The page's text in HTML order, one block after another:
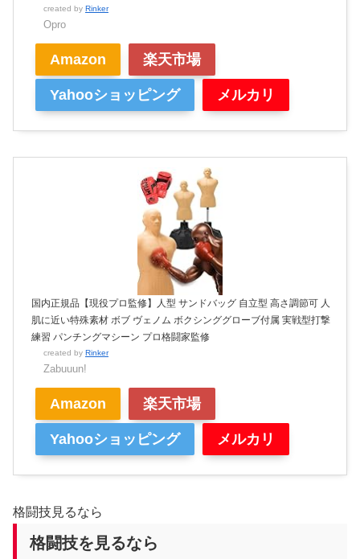
created by Rinker
Opro
Amazon 楽天市場
Yahooショッピング メルカリ
国内正規品【現役プロ監修】人型 サンドバッグ 自立型 高さ調節可 人
肌に近い特殊素材 ボブ ヴェノム ボクシンググローブ付属 実戦型打撃
練習 パンチングマシーン プロ格闘家監修
created by Rinker
Zabuuun!
Amazon 楽天市場
Yahooショッピング メルカリ
格闘技見るなら
格闘技を見るなら